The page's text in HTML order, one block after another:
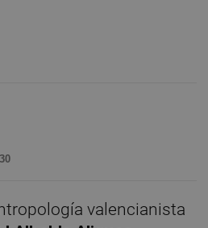
valencianista